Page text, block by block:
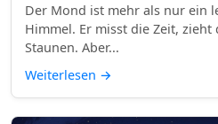
Der Mond ist mehr als nur ein
Himmel. Er misst die Zeit, zieht
Staunen. Aber...
Weiterlesen →